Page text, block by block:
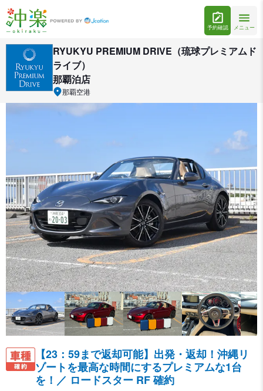
予約確認 メニュー
RYUKYU PREMIUM DRIVE（琉球プレミアムド
ライブ）
那覇泊店
那覇空港
【23：59まで返却可能】出発・返却！沖縄リ
ゾートを最高な時間にするプレミアムな1台
を！／ ロードスター RF 確約